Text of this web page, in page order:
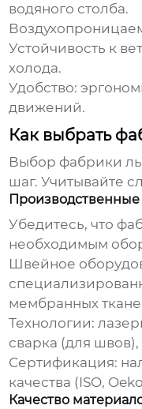
водяного столба.
Устойчивость к
холода.
Удобство:
движений.
Как выбрать
Выбор фабрики
шаг. Учитывайте
Убедитесь, что
необходимым
Швейное
мембранных
Технологии:
сварка (для
Сертификация:
качества (ISO,
Качество